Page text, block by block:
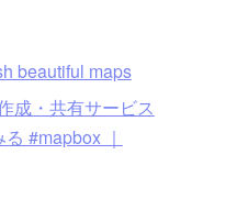
beautiful maps
成・共有サービス
#mapbox ｜